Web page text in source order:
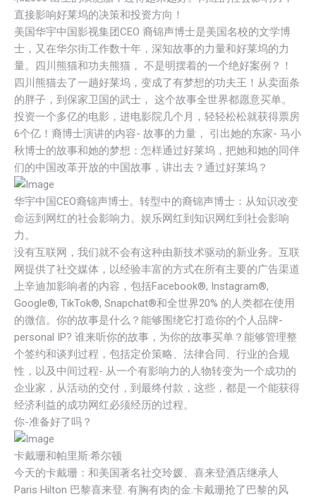
直接影响好莱坞的决策和投资方向！
美国华宇中国影视集团CEO 裔锦声博士是美国名校的文学博
士，又在华尔街工作数十年，深知故事的力量和好莱坞的力
量。四川熊猫和功夫熊猫， 不是明摆着的一个绝好案例？！
四川熊猫去了一趟好莱坞，变成了有梦想的功夫王！从卖面条
的胖子，到保家卫国的武士， 这个故事全世界都愿意买单。
投资一个多亿的电影，进电影院几个月，轻轻松松就获得票房
6个亿！裔博士演讲的内容- 故事的力量， 引出她的东家- 马小
秋博士的故事和她的梦想：怎样通过好莱坞，把她和她的同伴
们的中国改革开放的中国故事，讲出去？通过好莱坞？
华宇中国CEO裔锦声博士。转型中的裔锦声博士：从知识改变
命运到网红的社会影响力。娱乐网红到知识网红到社会影响
力。
没有互联网，我们就不会有这种由新技术驱动的新业务。互联
网提供了社交媒体，以经验丰富的方式在所有主要的广告渠道
上辛迪加影响者的内容，包括Facebook®, Instagram®,
Google®, TikTok®, Snapchat®和全世界20% 的人类都在使用
的微信。你的故事是什么？能够围绕它打造你的个人品牌-
personal IP? 谁来听你的故事，为你的故事买单？能够管理整
个签约和谈判过程，包括定价策略、法律合同、行业的合规
性，以及中间过程- 从一个有影响力的人物转变为一个成功的
企业家，从活动的交付，到最终付款，这些，都是一个能获得
经济利益的成功网红必须经历的过程。
你-准备好了吗？
卡戴珊和帕里斯·希尔顿
今天的卡戴珊：和美国著名社交玲媛、喜来登酒店继承人
Paris Hilton 巴黎喜来登. 有胸有肉的金.卡戴珊抢了巴黎的风